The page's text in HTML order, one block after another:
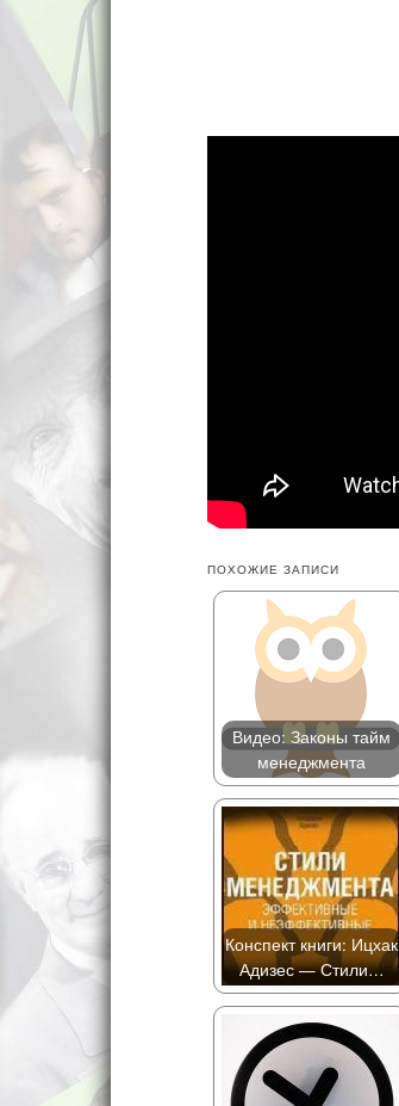
ПОХОЖИЕ ЗАПИСИ
Видео: Законы тайм
менеджмента
Конспект книги: Ицхак
Адизес — Стили…